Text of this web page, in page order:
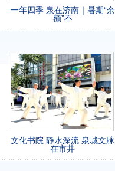
一年四季 泉在济南｜暑期“余
额”不
文化书院 静水深流 泉城文脉
在市井